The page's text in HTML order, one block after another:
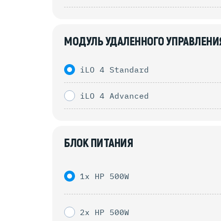
МОДУЛЬ УДАЛЕННОГО
iLO 4 Standard
iLO 4 Advanced
БЛОК ПИТАНИЯ
1x HP 500W
2x HP 500W